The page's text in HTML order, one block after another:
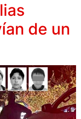
de un